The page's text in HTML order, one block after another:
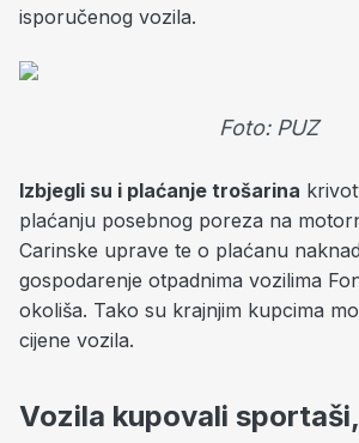
isporučenog vozila.
Foto: PUZ
Izbjegli su i plaćanje trošarina
plaćanju posebnog poreza na
Carinske uprave te o plaćanu
gospodarenje otpadnima vozilima
okoliša. Tako su krajnjim kupcima
cijene vozila.
Vozila kupovali